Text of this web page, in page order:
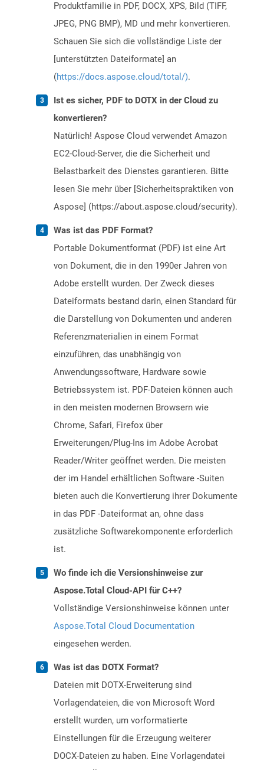
Produktfamilie in PDF, DOCX, XPS, Bild (TIFF,
JPEG, PNG BMP), MD und mehr konvertieren.
Schauen Sie sich die vollständige Liste der
[unterstützten Dateiformate] an
(https://docs.aspose.cloud/total/).
Ist es sicher, PDF to DOTX in der Cloud zu
konvertieren?
Natürlich! Aspose Cloud verwendet Amazon
EC2-Cloud-Server, die die Sicherheit und
Belastbarkeit des Dienstes garantieren. Bitte
lesen Sie mehr über [Sicherheitspraktiken von
Aspose] (https://about.aspose.cloud/security).
Was ist das PDF Format?
Portable Dokumentformat (PDF) ist eine Art
von Dokument, die in den 1990er Jahren von
Adobe erstellt wurden. Der Zweck dieses
Dateiformats bestand darin, einen Standard für
die Darstellung von Dokumenten und anderen
Referenzmaterialien in einem Format
einzuführen, das unabhängig von
Anwendungssoftware, Hardware sowie
Betriebssystem ist. PDF-Dateien können auch
in den meisten modernen Browsern wie
Chrome, Safari, Firefox über
Erweiterungen/Plug-Ins im Adobe Acrobat
Reader/Writer geöffnet werden. Die meisten
der im Handel erhältlichen Software -Suiten
bieten auch die Konvertierung ihrer Dokumente
in das PDF -Dateiformat an, ohne dass
zusätzliche Softwarekomponente erforderlich
ist.
Wo finde ich die Versionshinweise zur
Aspose.Total Cloud-API für C++?
Vollständige Versionshinweise können unter
Aspose.Total Cloud Documentation
eingesehen werden.
Was ist das DOTX Format?
Dateien mit DOTX-Erweiterung sind
Vorlagendateien, die von Microsoft Word
erstellt wurden, um vorformatierte
Einstellungen für die Erzeugung weiterer
DOCX-Dateien zu haben. Eine Vorlagendatei